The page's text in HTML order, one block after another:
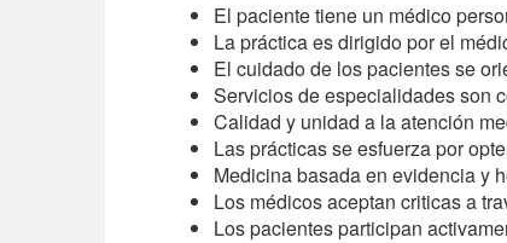
El paciente tiene un médico
La práctica es dirigido por el
El cuidado de los pacientes se
Servicios de especialidades son
Calidad y unidad a la atención
Las prácticas se esfuerza por
Medicina basada en evidencia y
Los médicos aceptan criticas a
Los pacientes participan